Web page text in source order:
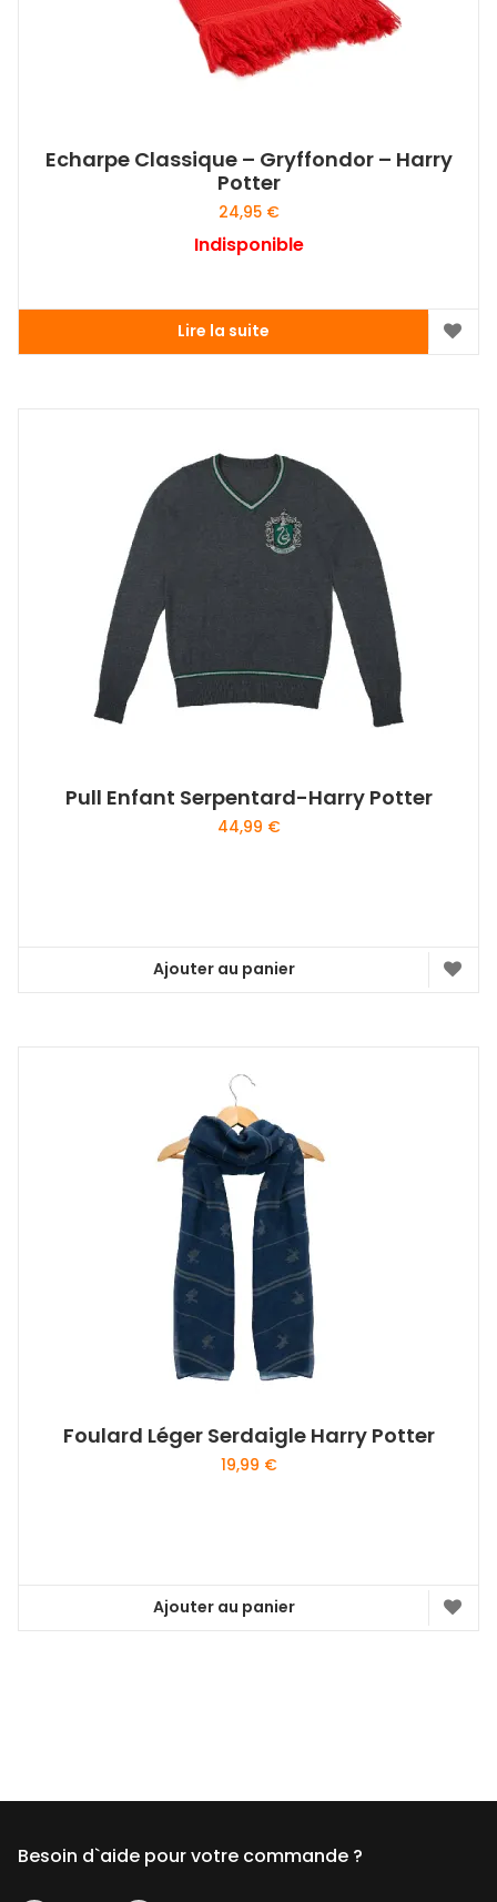
Echarpe Classique – Gryffondor – Harry
Potter
24,95 €
Indisponible
Lire la suite
Pull Enfant Serpentard-Harry Potter
44,99 €
Ajouter au panier
Foulard Léger Serdaigle Harry Potter
19,99 €
Ajouter au panier
Besoin d`aide pour votre commande ?